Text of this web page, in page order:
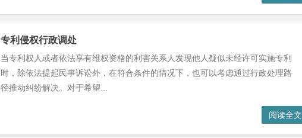
专利侵权行政调处
当专利权人或者依法享有维权资格的利害关系人发现他人疑似未经许可实施专利
时，除依法提起民事诉讼外，在符合条件的情况下，也可以考虑通过行政处理路
径推动纠纷解决。对于希望...
阅读全文